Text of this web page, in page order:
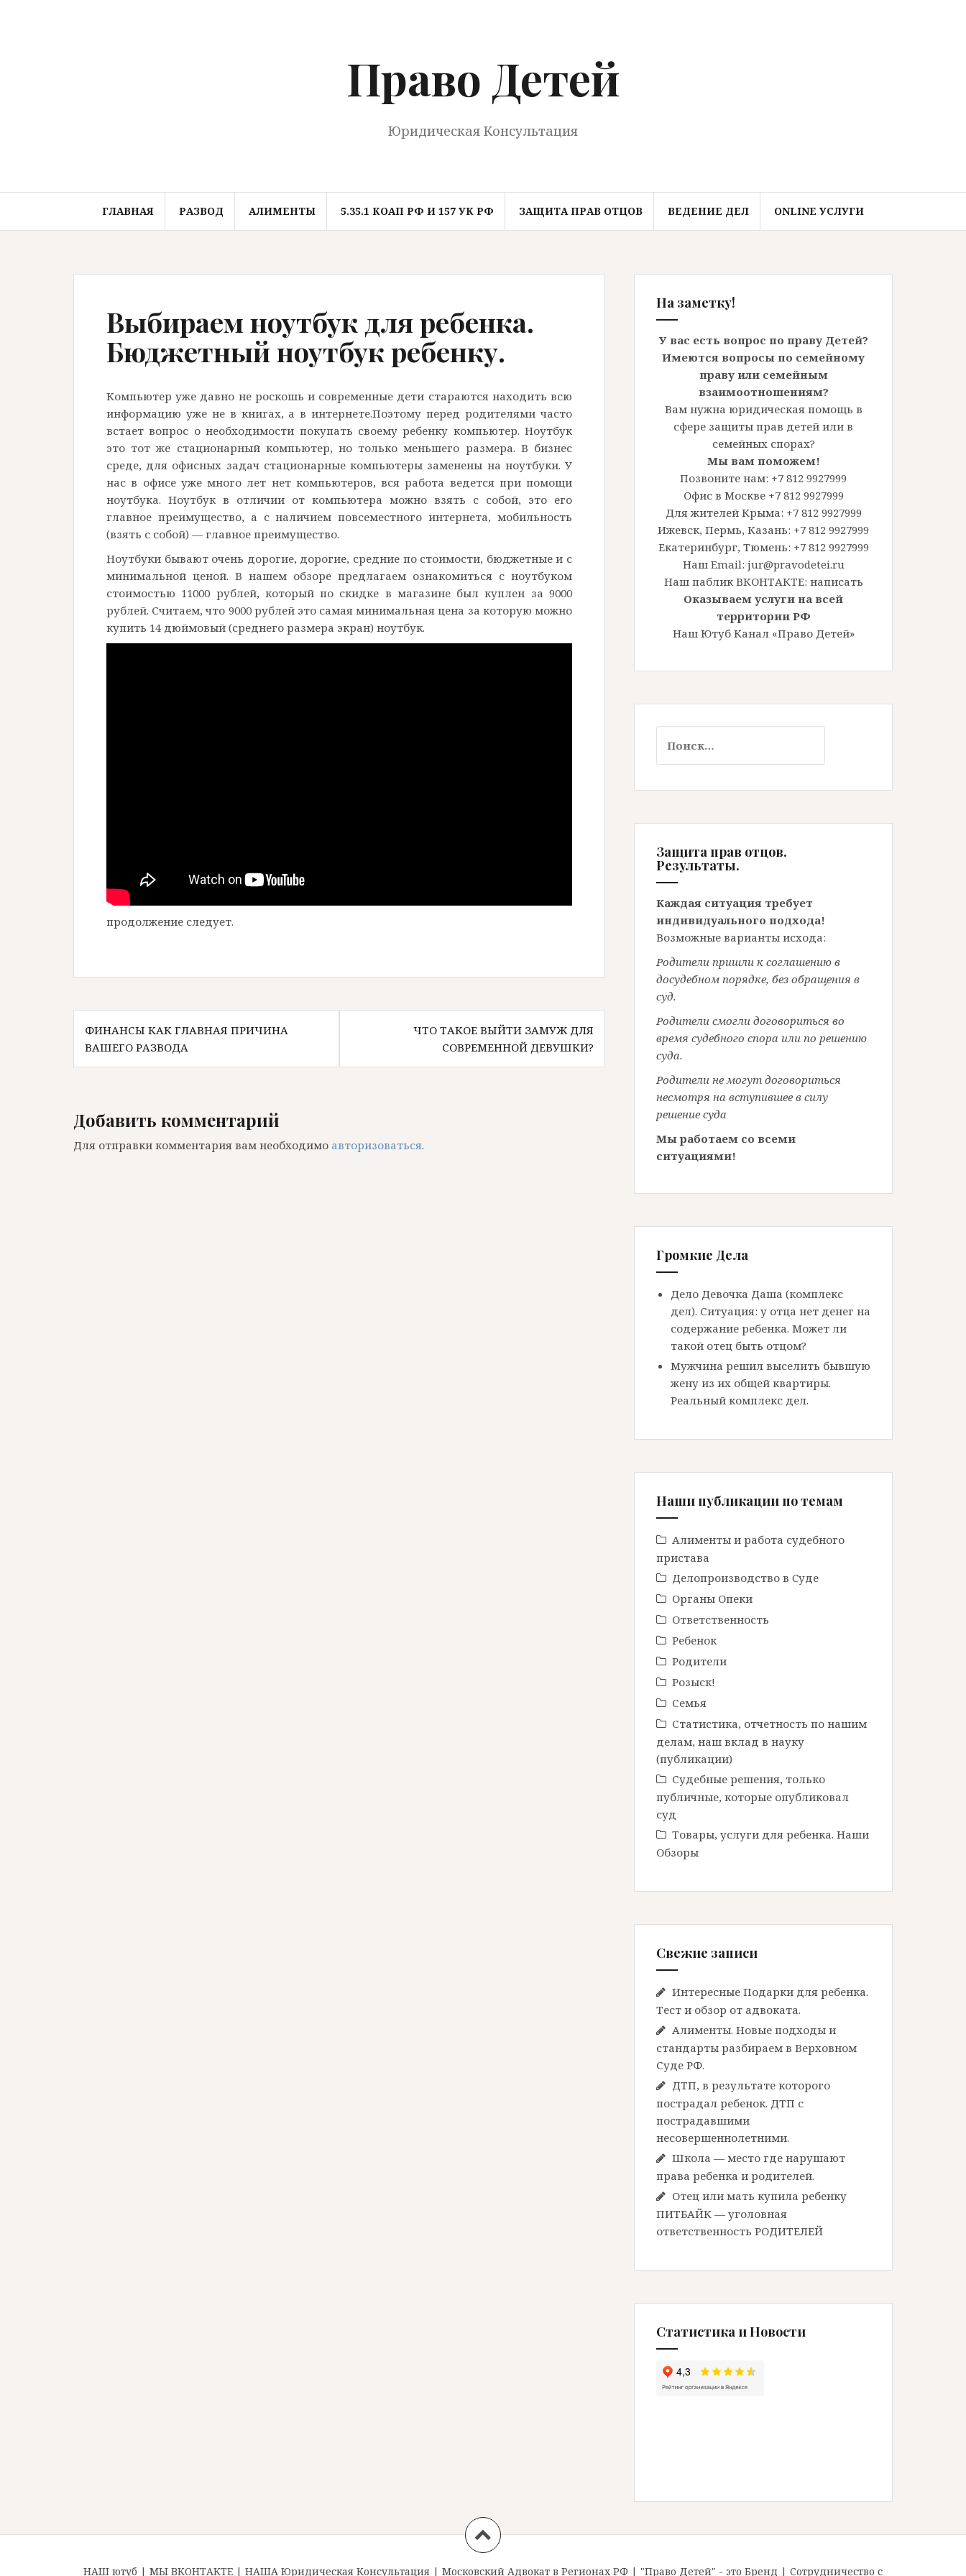
Право Детей
Юридическая Консультация
ГЛАВНАЯ РАЗВОД АЛИМЕНТЫ 5.35.1 КОАП РФ И 157 УК РФ ЗАЩИТА ПРАВ ОТЦОВ ВЕДЕНИЕ ДЕЛ ONLINE УСЛУГИ
Выбираем ноутбук для ребенка.
Бюджетный ноутбук ребенку.
Компьютер уже давно не роскошь и современные дети стараются находить всю
информацию уже не в книгах, а в интернете.Поэтому перед родителями часто
встает вопрос о необходимости покупать своему ребенку компьютер. Ноутбук
это тот же стационарный компьютер, но только меньшего размера. В бизнес
среде, для офисных задач стационарные компьютеры заменены на ноутбуки. У
нас в офисе уже много лет нет компьютеров, вся работа ведется при помощи
ноутбука. Ноутбук в отличии от компьютера можно взять с собой, это его
главное преимущество, а с наличием повсеместного интернета, мобильность
(взять с собой) — главное преимущество.
Ноутбуки бывают очень дорогие, дорогие, средние по стоимости, бюджетные и с
минимальной ценой. В нашем обзоре предлагаем ознакомиться с ноутбуком
стоимостью 11000 рублей, который по скидке в магазине был куплен за 9000
рублей. Считаем, что 9000 рублей это самая минимальная цена за которую можно
купить 14 дюймовый (среднего размера экран) ноутбук.
продолжение следует.
Навигация
по
записям
ФИНАНСЫ КАК ГЛАВНАЯ ПРИЧИНА
ВАШЕГО РАЗВОДА
ЧТО ТАКОЕ ВЫЙТИ ЗАМУЖ ДЛЯ
СОВРЕМЕННОЙ ДЕВУШКИ?
Добавить комментарий
Для отправки комментария вам необходимо авторизоваться.
На заметку!
У вас есть вопрос по праву Детей?
Имеются вопросы по семейному
праву или семейным
взаимоотношениям?
Вам нужна юридическая помощь в
сфере защиты прав детей или в
семейных спорах?
Мы вам поможем!
Позвоните нам: +7 812 9927999
Офис в Москве +7 812 9927999
Для жителей Крыма: +7 812 9927999
Ижевск, Пермь, Казань: +7 812 9927999
Екатеринбург, Тюмень: +7 812 9927999
Наш Email: jur@pravodetei.ru
Наш паблик ВКОНТАКТЕ: написать
Оказываем услуги на всей
территории РФ
Наш Ютуб Канал «Право Детей»
Защита прав отцов.
Результаты.
Каждая ситуация требует
индивидуального подхода!
Возможные варианты исхода:
Родители пришли к соглашению в
досудебном порядке, без обращения в
суд.
Родители смогли договориться во
время судебного спора или по решению
суда.
Родители не могут договориться
несмотря на вступившее в силу
решение суда
Мы работаем со всеми
ситуациями!
Громкие Дела
Дело Девочка Даша (комплекс
дел). Ситуация: у отца нет денег на
содержание ребенка. Может ли
такой отец быть отцом?
Мужчина решил выселить бывшую
жену из их общей квартиры.
Реальный комплекс дел.
Наши публикации по темам
Алименты и работа судебного
пристава
Делопроизводство в Cуде
Органы Опеки
Ответственность
Ребенок
Родители
Розыск!
Семья
Статистика, отчетность по нашим
делам, наш вклад в науку
(публикации)
Судебные решения, только
публичные, которые опубликовал
суд
Товары, услуги для ребенка. Наши
Обзоры
Свежие записи
Интересные Подарки для ребенка.
Тест и обзор от адвоката.
Алименты. Новые подходы и
стандарты разбираем в Верховном
Суде РФ.
ДТП, в результате которого
пострадал ребенок. ДТП с
пострадавшими
несовершеннолетними.
Школа — место где нарушают
права ребенка и родителей.
Отец или мать купила ребенку
ПИТБАЙК — уголовная
ответственность РОДИТЕЛЕЙ
Статистика и Новости
НАШ ютуб | МЫ ВКОНТАКТЕ | НАША Юридическая Консультация | Московский Адвокат в Регионах РФ | "Право Детей" - это Бренд | Сотрудничество с